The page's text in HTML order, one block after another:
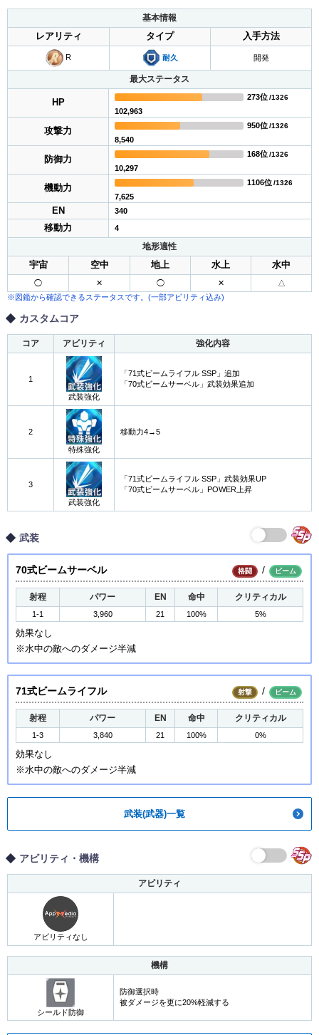
基本情報
レアリティ
タイプ 入手方法
R 耐久 開発
最大ステータス
HP
102,963
273位 /1326
攻撃力
8,540
950位 /1326
防御力
10,297
168位 /1326
機動力
7,625
1106位 /1326
EN 340
移動力 4
地形適性
宇宙
空中 地上 水上 水中
◯ ✕ ◯ ✕
△
※図鑑から確認できるステータスです。(一部アビリティ込み)
カスタムコア
コア アビリティ 強化内容
1
武装強化
「71式ビームライフル SSP」追加
「70式ビームサーベル」武装効果追加
2
特殊強化
移動力4→5
3
武装強化
「71式ビームライフル SSP」武装効果UP
「70式ビームサーベル」POWER上昇
武装
70式ビームサーベル 格闘 / ビーム
射程 パワー EN 命中 クリティカル
1-1 3,960 21 100% 5%
効果なし
※水中の敵へのダメージ半減
71式ビームライフル 射撃 / ビーム
射程 パワー EN 命中 クリティカル
1-3 3,840 21 100% 0%
効果なし
※水中の敵へのダメージ半減
武装(武器)一覧
アビリティ・機構
アビリティ
アビリティなし
機構
シールド防御
防御選択時
被ダメージを更に20%軽減する